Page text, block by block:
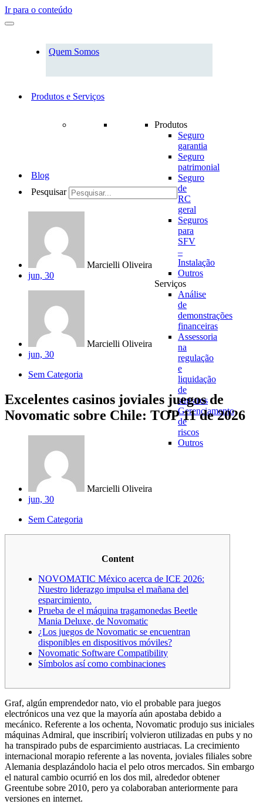
Ir para o conteúdo
Quem Somos
Produtos e Serviços
Produtos
Seguro
garantia
Seguro
patrimonial
Seguro
de
RC
geral
Seguros
para
SFV
–
Instalação
Outros
Serviços
Análise
de
demonstrações
financeiras
Assessoria
na
regulação
e
liquidação
de
sinistros
Gerenciamento
de
riscos
Outros
Blog
Pesquisar
Marcielli Oliveira
jun, 30
Marcielli Oliveira
jun, 30
Sem Categoria
Excelentes casinos joviales juegos de
Novomatic sobre Chile: TOP 11 de 2026
Marcielli Oliveira
jun, 30
Sem Categoria
Content
NOVOMATIC México acerca de ICE 2026:
Nuestro liderazgo impulsa el mañana del
esparcimiento.
Prueba de el máquina tragamonedas Beetle
Mania Deluxe, de Novomatic
¿Los juegos de Novomatic se encuentran
disponibles en dispositivos móviles?
Novomatic Software Compatibility
Símbolos así­ como combinaciones
Graf, algún emprendedor nato, vio el probable para juegos
electrónicos una vez que la mayoría aún apostaba debido a
mecánico. Referente a los ochenta, Novomatic produjo sus iniciales
máquinas Admiral, que inscribirí¡ volvieron utilizadas en pubs y no
ha transpirado pubs de esparcimiento austriacas. La crecimiento
internacional morapio referente a las noventa, joviales filiales sobre
Alemania desplazándolo hacia el pelo otros mercados. Sin embargo
el natural cambio ocurrió en los dos mil, alrededor obtener
Greentube sobre 2010, pero ya colaboraban anteriormente para
versiones en internet.